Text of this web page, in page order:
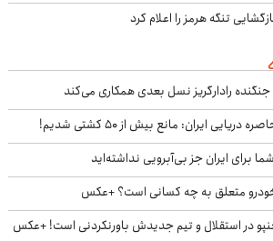
تنگه هرمز را اعلام کرد
جنگنده رادارگریز نسل بعدی همکاری می‌کند
ایران: مانع بیش از ۵۰ کشتی شدیم!
برای ایران جز بی‌آبرویی نداشته‌اید
خودرو متعلق به چه کسانی است؟ +عکس
در استقلال و تیم جدیدش باورنکردنی است! +عکس